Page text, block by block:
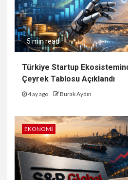
5 min read
Türkiye Startup
Çeyrek Tablosu Açıklandı
4 ay ago Burak Aydın
EKONOMI